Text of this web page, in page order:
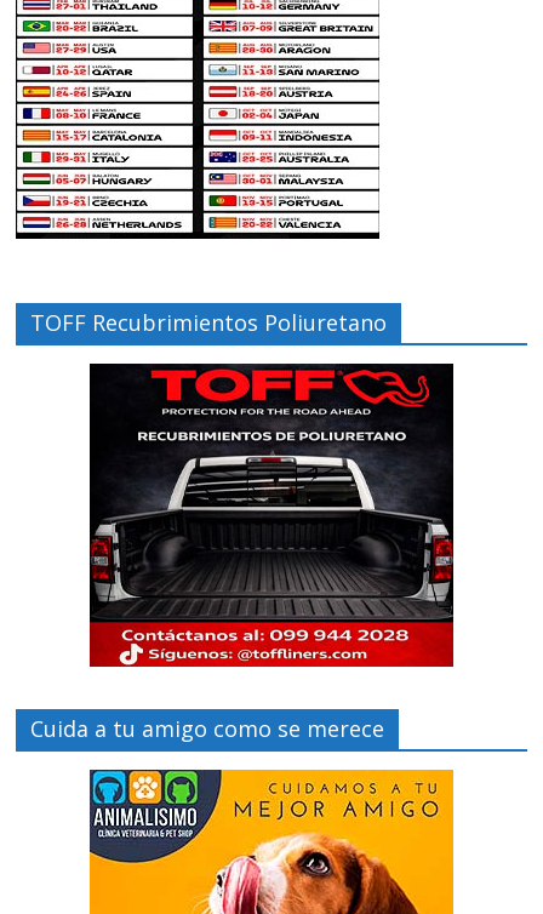
TOFF Recubrimientos Poliuretano
Cuida a tu amigo como se merece